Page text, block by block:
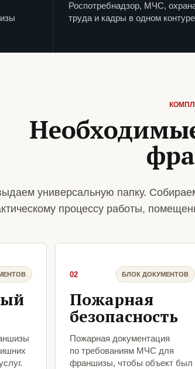
Роспотребнадзор, МЧС,
труда и кадры в одном контуре
универсальную папку.
процессу работы,
02 БЛОК ДОКУМЕНТОВ
Пожарная
безопасность
Пожарная документация
по требованиям МЧС для
франшизы, чтобы объект был